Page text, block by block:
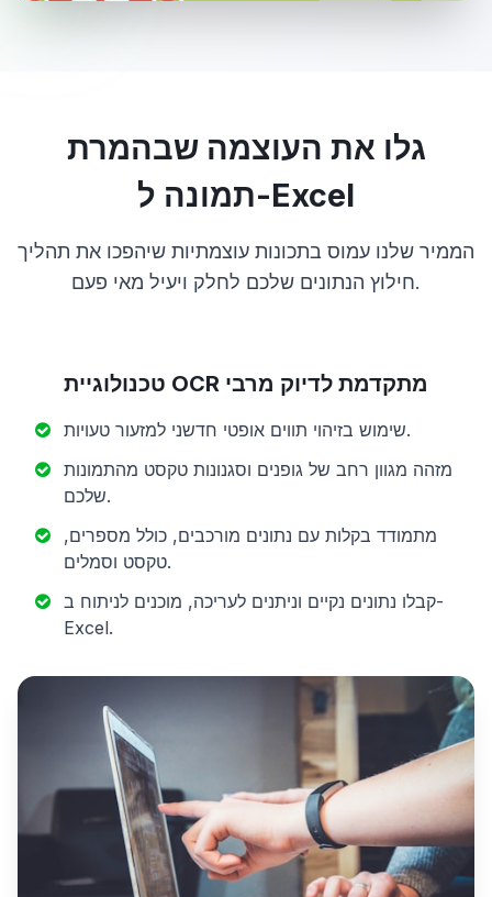
גלו את העוצמה שבהמרת
תמונה ל-Excel
הממיר שלנו עמוס בתכונות עוצמתיות שיהפכו את תהליך
חילוץ הנתונים שלכם לחלק ויעיל מאי פעם.
טכנולוגיית OCR מתקדמת לדיוק מרבי
שימוש בזיהוי תווים אופטי חדשני למזעור טעויות.
מזהה מגוון רחב של גופנים וסגנונות טקסט מהתמונות
שלכם.
מתמודד בקלות עם נתונים מורכבים, כולל מספרים,
טקסט וסמלים.
קבלו נתונים נקיים וניתנים לעריכה, מוכנים לניתוח ב-
Excel.